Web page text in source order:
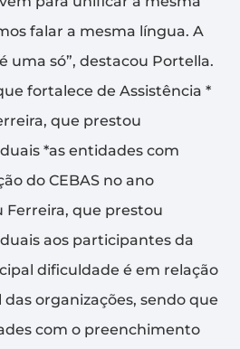
falar a mesma língua. A
uma só”, destacou Portella.
fortalece de Assistência *
que prestou
*as entidades com
do CEBAS no ano
Ferreira, que prestou
aos participantes da
dificuldade é em relação
organizações, sendo que
com o preenchimento